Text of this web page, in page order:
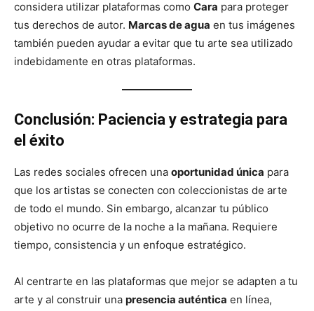
considera utilizar plataformas como Cara para proteger
tus derechos de autor. Marcas de agua en tus imágenes
también pueden ayudar a evitar que tu arte sea utilizado
indebidamente en otras plataformas.
Conclusión: Paciencia y estrategia para
el éxito
Las redes sociales ofrecen una oportunidad única para
que los artistas se conecten con coleccionistas de arte
de todo el mundo. Sin embargo, alcanzar tu público
objetivo no ocurre de la noche a la mañana. Requiere
tiempo, consistencia y un enfoque estratégico.
Al centrarte en las plataformas que mejor se adapten a tu
arte y al construir una presencia auténtica en línea,